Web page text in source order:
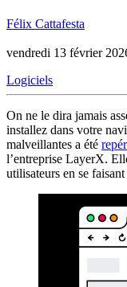
Félix Cattafesta
vendredi 13 février
Logiciels
On ne le dira jamais
installez dans votre
malveillantes a été
l’entreprise LayerX.
utilisateurs en se